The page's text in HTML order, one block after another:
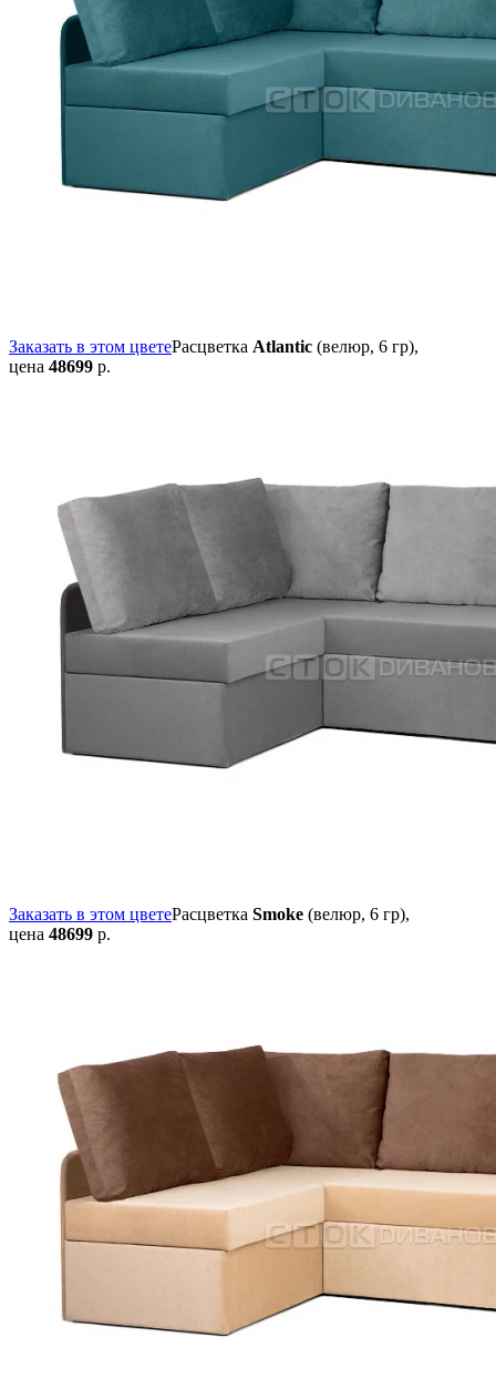
Заказать в этом цветеРасцветка Atlantic (велюр, 6 гр),
цена 48699 р.
Заказать в этом цветеРасцветка Smoke (велюр, 6 гр),
цена 48699 р.